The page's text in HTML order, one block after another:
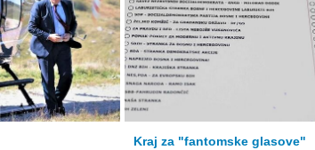
Kraj za "fantomske glasove"